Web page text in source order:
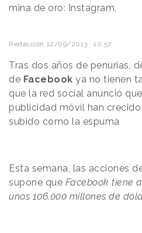
mina de oro: Instagram.
Redacción 12/09/2013 · 10:57
Tras dos años de penurias,
de Facebook ya no tienen
que la red social anunció
publicidad móvil han crecido
subido como la espuma
Esta semana, las acciones
supone que Facebook tiene
unos 106.000 millones de